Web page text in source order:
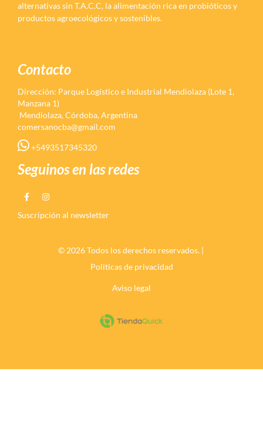
alternativas sin T.A.C.C, la alimentación rica en probióticos y
productos agroecológicos y sostenibles.
Contacto
Dirección: Parque Logístico e Industrial Mendiolaza (Lote 1,
Manzana 1)
Mendiolaza, Córdoba, Argentina
comersanocba@gmail.com
+5493517345320
Seguinos en las redes
Suscripción al newsletter
© 2026 Todos los derechos reservados. |
Politicas de privacidad
Aviso legal